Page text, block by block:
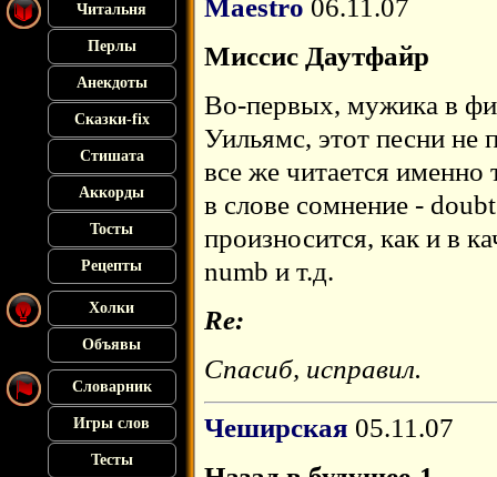
Читальня
Перлы
Анекдоты
Сказки-fix
Стишата
Аккорды
Тосты
Рецепты
Холки
Объявы
Словарник
Игры слов
Тесты
Maestro 06.11.07
Миссис Даутфайр
Во-первых, мужика в
Уильямс, этот песни не
все же читается именно
в слове сомнение -
произносится, как и в
numb и т.д.
Re:
Спасиб, исправил.
Чеширская 05.11.07